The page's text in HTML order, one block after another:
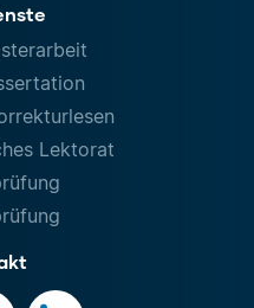
Lektorat